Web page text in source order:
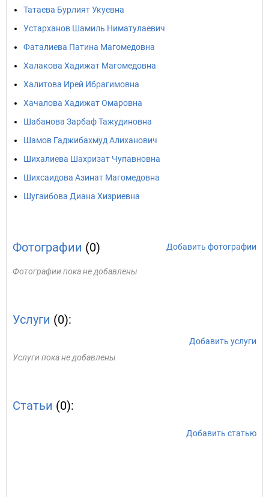
Татаева Бурлият Укуевна
Устарханов Шамиль Ниматулаевич
Фаталиева Патина Магомедовна
Халакова Хадижат Магомедовна
Халитова Ирей Ибрагимовна
Хачалова Хадижат Омаровна
Шабанова Зарбаф Тажудиновна
Шамов Гаджибахмуд Алиханович
Шихалиева Шахризат Чупавновна
Шихсаидова Азинат Магомедовна
Шугаибова Диана Хизриевна
Фотографии (0) Добавить фотографии
Фотографии пока не добавлены
Услуги (0):
Добавить услуги
Услуги пока не добавлены
Статьи (0):
Добавить статью